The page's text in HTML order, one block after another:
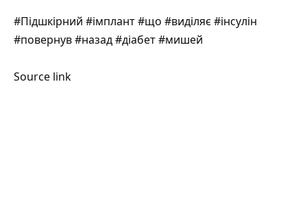
#Підшкірний #імплант #що #виділяє #інсулін
#повернув #назад #діабет #мишей
Source link